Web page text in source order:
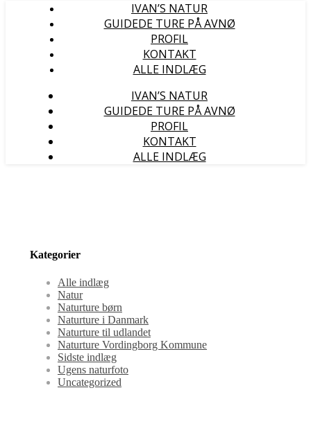
IVAN’S NATUR
GUIDEDE TURE PÅ AVNØ
PROFIL
KONTAKT
ALLE INDLÆG
IVAN’S NATUR
GUIDEDE TURE PÅ AVNØ
PROFIL
KONTAKT
ALLE INDLÆG
Kategorier
Alle indlæg
Natur
Naturture børn
Naturture i Danmark
Naturture til udlandet
Naturture Vordingborg Kommune
Sidste indlæg
Ugens naturfoto
Uncategorized